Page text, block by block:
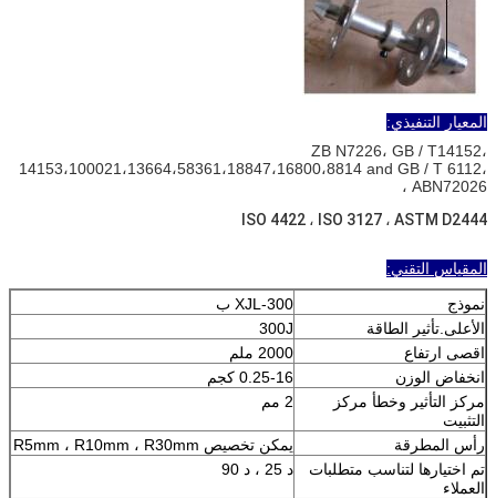
المعيار التنفيذي:
ZB N7226، GB / T14152،
14153،100021،13664،58361،18847،16800،8814 and GB / T 6112،
ABN72026 ،
ISO 4422 ، ISO 3127 ، ASTM D2444
المقياس التقني:
نموذج
XJL-300 ب
الأعلى.تأثير الطاقة
300J
اقصى ارتفاع
2000 ملم
انخفاض الوزن
0.25-16 كجم
مركز التأثير وخطأ مركز
التثبيت
2 مم
رأس المطرقة
يمكن تخصيص R5mm ، R10mm ، R30mm
تم اختيارها لتناسب متطلبات
العملاء
د 25 ، د 90